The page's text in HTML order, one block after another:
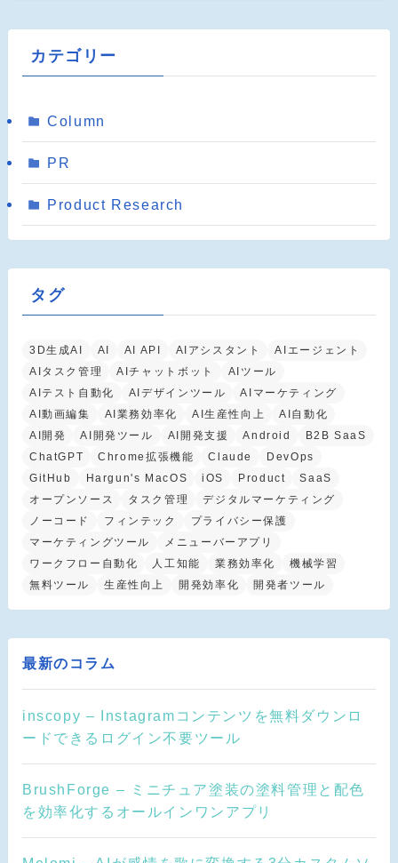
カテゴリー
Column
PR
Product Research
タグ
3D生成AI AI AI API AIアシスタント
AIエージェント
AIタスク管理
AIチャットボット
AIツール
AIテスト自動化
AIデザインツール
AIマーケティング
AI動画編集
AI業務効率化 AI生産性向上
AI自動化
AI開発
AI開発ツール AI開発支援 Android
B2B SaaS
ChatGPT
Chrome拡張機能 Claude
DevOps
GitHub
Hargun's MacOS iOS Product
SaaS
オープンソース
タスク管理
デジタルマーケティング
ノーコード
フィンテック
プライバシー保護
マーケティングツール
メニューバーアプリ
ワークフロー自動化
人工知能 業務効率化
機械学習
無料ツール
生産性向上 開発効率化 開発者ツール
最新のコラム
inscopy – Instagramコンテンツを無料ダウンロ
ードできるログイン不要ツール
BrushForge – ミニチュア塗装の塗料管理と配色
を効率化するオールインワンアプリ